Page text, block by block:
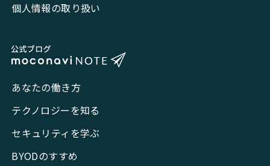
個人情報の取り扱い
あなたの働き方
テクノロジーを知る
セキュリティを学ぶ
BYODのすすめ